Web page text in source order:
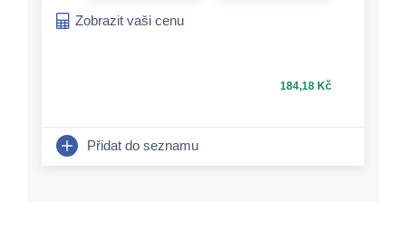
Zobrazit vaši cenu
184,18 Kč
Přidat do seznamu